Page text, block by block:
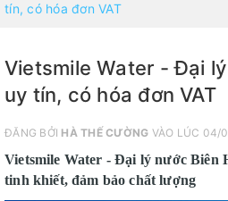
tín, có hóa đơn VAT
Vietsmile Water - Đại
uy tín, có hóa đơn VAT
ĐĂNG BỞI HÀ THẾ CƯỜNG VÀO LÚC 04/
Vietsmile Water - Đại lý nước Biên
tinh khiết, đảm bảo chất lượng